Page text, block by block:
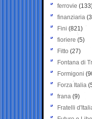
ferrovie
finanziaria
Fini (821)
fioriere (5)
Fitto (27)
Fontana di
Formigoni
Forza Italia
frana (9)
Fratelli